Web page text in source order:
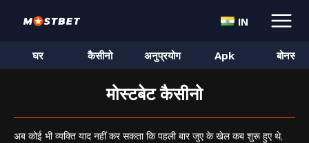
IN
घर कैसीनो अनुप्रयोग Apk बोनस
मोस्टबेट कैसीनो
अब कोई भी व्यक्ति याद नहीं कर सकता कि पहली बार जुए के खेल कब शुरू हुए थे,